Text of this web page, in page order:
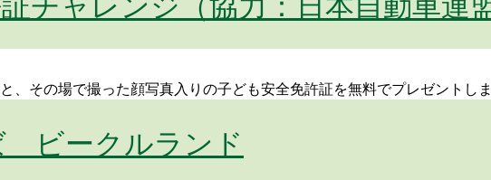
、その場で撮った顔写真入りの子ども安全免許証を無料でプレゼントしま
ビークルランド